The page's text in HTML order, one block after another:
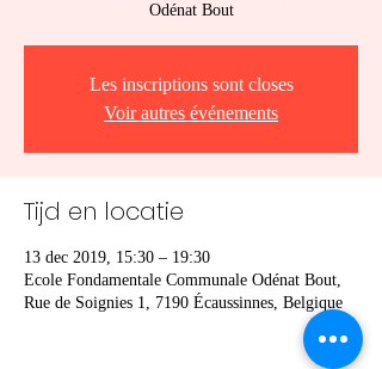
Odénat Bout
Les inscriptions sont closes
Voir autres événements
Tijd en locatie
13 dec 2019, 15:30 – 19:30
Ecole Fondamentale Communale Odénat Bout,
Rue de Soignies 1, 7190 Écaussinnes, Belgique